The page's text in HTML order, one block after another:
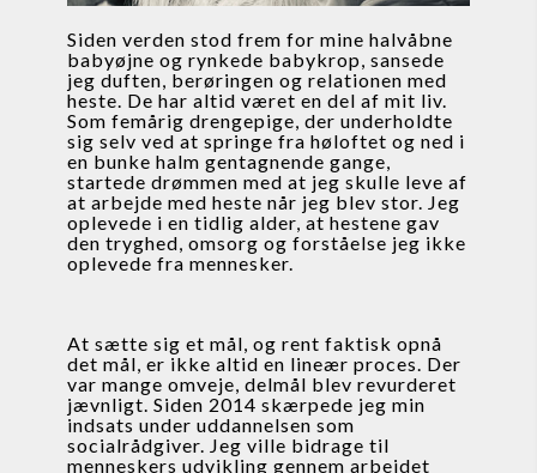
Siden verden stod frem for mine halvåbne
babyøjne og rynkede babykrop, sansede
jeg duften, berøringen og relationen med
heste. De har altid været en del af mit liv.
Som femårig drengepige, der underholdte
sig selv ved at springe fra høloftet og ned i
en bunke halm gentagnende gange,
startede drømmen med at jeg skulle leve af
at arbejde med heste når jeg blev stor. Jeg
oplevede i en tidlig alder, at hestene gav
den tryghed, omsorg og forståelse jeg ikke
oplevede fra mennesker.
At sætte sig et mål, og rent faktisk opnå
det mål, er ikke altid en lineær proces. Der
var mange omveje, delmål blev revurderet
jævnligt. Siden 2014 skærpede jeg min
indsats under uddannelsen som
socialrådgiver. Jeg ville bidrage til
menneskers udvikling gennem arbejdet